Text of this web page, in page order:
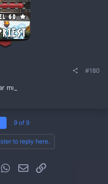
#180
mı_
9 of 9
to reply here.
WhatsApp
EmailLink